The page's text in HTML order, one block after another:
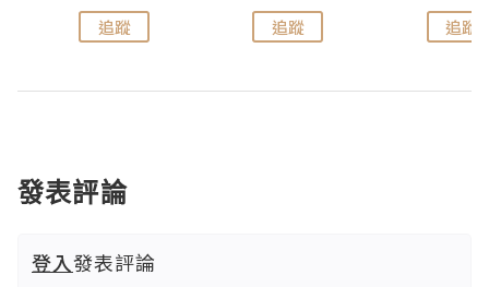
追蹤 追蹤 追蹤
發表評論
登入發表評論